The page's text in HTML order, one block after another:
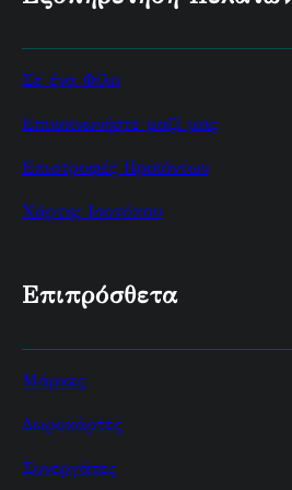
Σε ένα Φίλο
Επικοινωνήστε μαζί μας
Επιστροφές Προϊόντων
Χάρτης Ισοτόπου
Επιπρόσθετα
Μάρκες
Δωροκάρτες
Συνεργάτες